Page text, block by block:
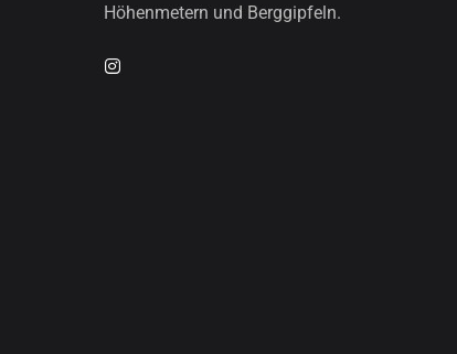
Höhenmetern und Berggipfeln.